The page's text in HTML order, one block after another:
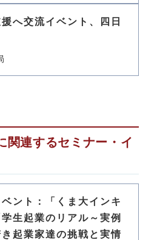
へ交流イベント、四日
関連するセミナー・イ
ント：「くま大インキ
生起業のリアル～実例
起業家達の挑戦と実情